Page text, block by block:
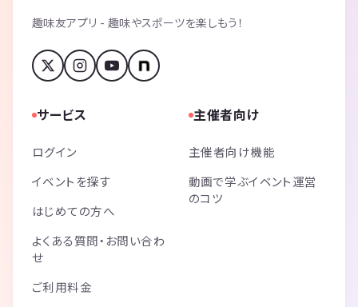
趣味友アプリ - 趣味やスポーツを楽しもう！
サービス
ログイン
イベントを探す
はじめての方へ
よくある質問・お問い合わ
せ
ご利用料金
主催者向け
主催者向け機能
動画で学ぶイベント運営
のコツ